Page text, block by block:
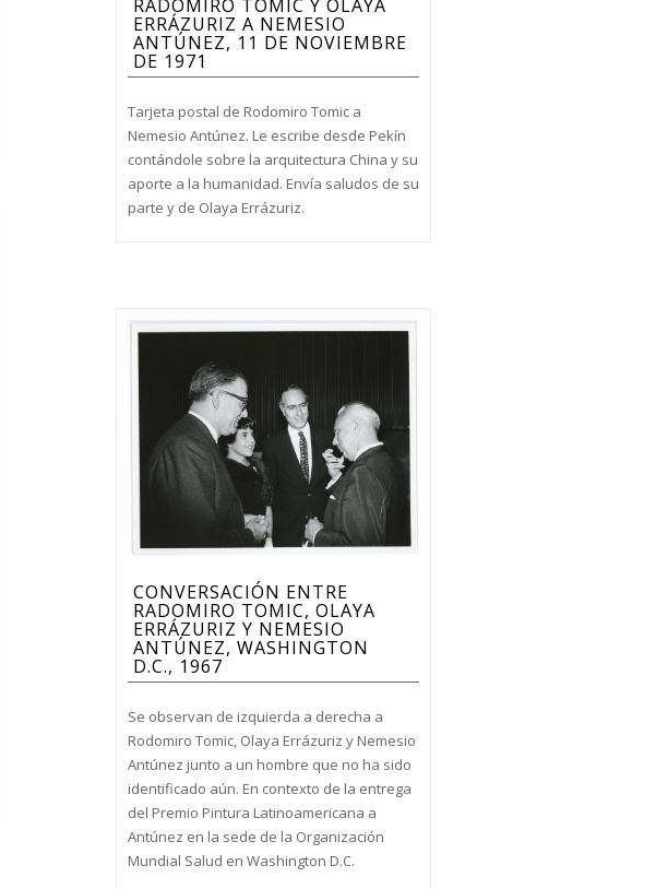
RADOMIRO TOMIC Y OLAYA
ERRÁZURIZ A NEMESIO
ANTÚNEZ, 11 DE NOVIEMBRE
DE 1971
Tarjeta postal de Rodomiro Tomic a
Nemesio Antúnez. Le escribe desde Pekín
contándole sobre la arquitectura China y su
aporte a la humanidad. Envía saludos de su
parte y de Olaya Errázuriz.
CONVERSACIÓN ENTRE
RADOMIRO TOMIC, OLAYA
ERRÁZURIZ Y NEMESIO
ANTÚNEZ, WASHINGTON
D.C., 1967
Se observan de izquierda a derecha a
Rodomiro Tomic, Olaya Errázuriz y Nemesio
Antúnez junto a un hombre que no ha sido
identificado aún. En contexto de la entrega
del Premio Pintura Latinoamericana a
Antúnez en la sede de la Organización
Mundial Salud en Washington D.C.